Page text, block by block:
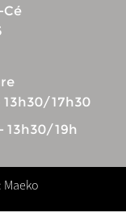
Cé
13h30/17h30
13h30/19h